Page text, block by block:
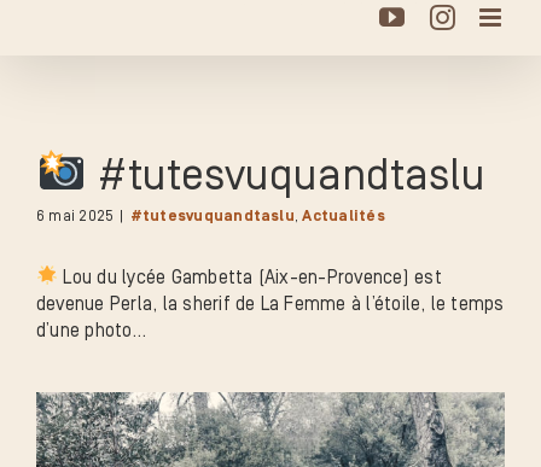
YouTube
#tutesvuquandtaslu
6 mai 2025 | #tutesvuquandtaslu,Actualités
Lou du lycée Gambetta (Aix-en-Provence) est
devenue Perla, la sherif de La Femme à l’étoile, le temps
d’une photo…